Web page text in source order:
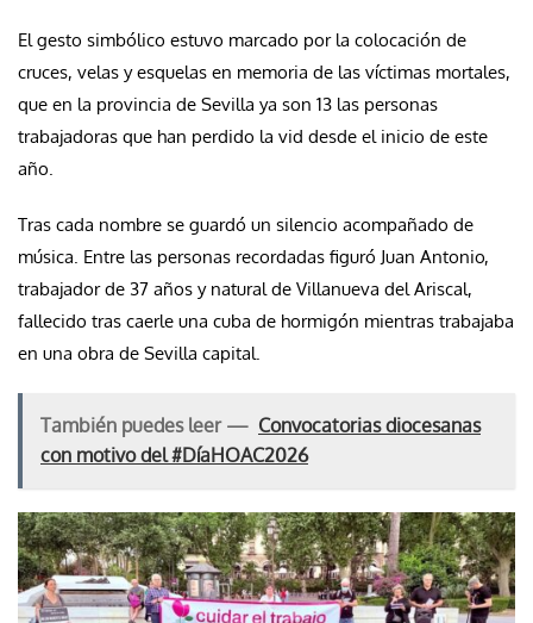
El gesto simbólico estuvo marcado por la colocación de
cruces, velas y esquelas en memoria de las víctimas mortales,
que en la provincia de Sevilla ya son 13 las personas
trabajadoras que han perdido la vid desde el inicio de este
año.
Tras cada nombre se guardó un silencio acompañado de
música. Entre las personas recordadas figuró Juan Antonio,
trabajador de 37 años y natural de Villanueva del Ariscal,
fallecido tras caerle una cuba de hormigón mientras trabajaba
en una obra de Sevilla capital.
También puedes leer — Convocatorias diocesanas
con motivo del #DíaHOAC2026